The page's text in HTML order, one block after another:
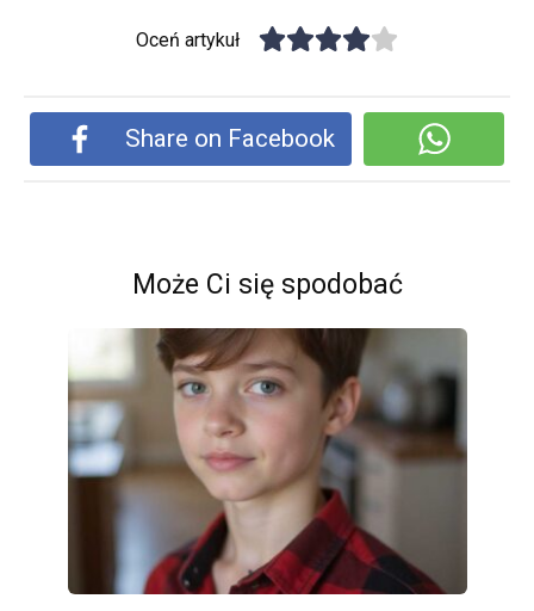
Oceń artykuł
Share on Facebook
Może Ci się spodobać